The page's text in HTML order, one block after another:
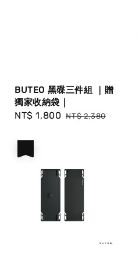
BUTEO 黑碟三件組 ｜贈
獨家收納袋｜
Sale
NT$ 1,800 Regular
NT$ 2,380